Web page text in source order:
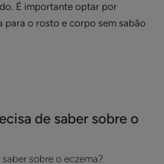
É importante optar por
para o rosto e corpo sem sabão
de saber sobre o
sobre o eczema?